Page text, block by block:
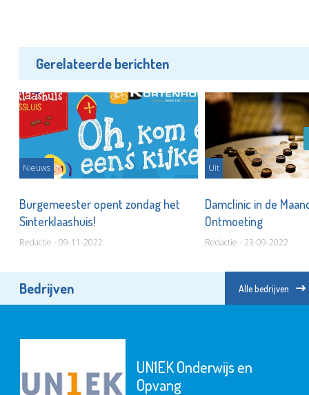
Gerelateerde berichten
Nieuws
Burgemeester opent zondag het
Sinterklaashuis!
Redactie - 09-11-2022
Uit
Damclinic in de
Ontmoeting
Redactie - 23-09-2022
Bedrijven Alle bedrijven
UN1EK Onderwijs en
Opvang